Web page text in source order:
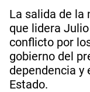
La salida de la
que lidera
conflicto por
gobierno del
dependencia y
Estado.